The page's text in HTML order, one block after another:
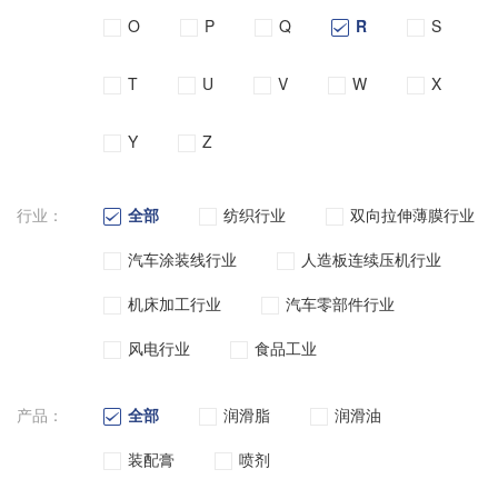
O P Q R S
T U V W X
Y Z
行业： 全部 纺织行业
双向拉伸薄膜行业
汽车涂装线行业
人造板连续压机行业
机床加工行业
汽车零部件行业
风电行业
食品工业
产品： 全部 润滑脂
润滑油
装配膏
喷剂